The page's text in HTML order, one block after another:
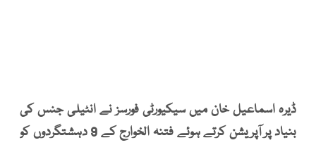
ڈیرہ اسماعیل خان میں سیکیورٹی فورسز نے انٹیلی جنس کی
بنیاد پر آپریشن کرتے ہوئے فتنہ الخوارج کے 9 دہشتگردوں کو